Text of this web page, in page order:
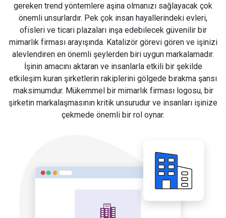
gereken trend yöntemlere aşina olmanızı sağlayacak çok
önemli unsurlardır. Pek çok insan hayallerindeki evleri,
ofisleri ve ticari plazaları inşa edebilecek güvenilir bir
mimarlık firması arayışında. Katalizör görevi gören ve işinizi
alevlendiren en önemli şeylerden biri uygun markalamadır.
İşinin amacını aktaran ve insanlarla etkili bir şekilde
etkileşim kuran şirketlerin rakiplerini gölgede bırakma şansı
maksimumdur. Mükemmel bir mimarlık firması logosu, bir
şirketin markalaşmasının kritik unsurudur ve insanları işinize
çekmede önemli bir rol oynar.